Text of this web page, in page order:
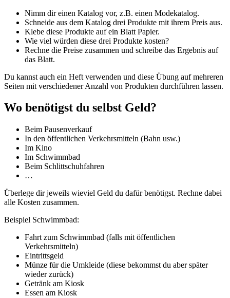
Nimm dir einen Katalog vor, z.B. einen Modekatalog.
Schneide aus dem Katalog drei Produkte mit ihrem Preis aus.
Klebe diese Produkte auf ein Blatt Papier.
Wie viel würden diese drei Produkte kosten?
Rechne die Preise zusammen und schreibe das Ergebnis auf
das Blatt.
Du kannst auch ein Heft verwenden und diese Übung auf mehreren
Seiten mit verschiedener Anzahl von Produkten durchführen lassen.
Wo benötigst du selbst Geld?
Beim Pausenverkauf
In den öffentlichen Verkehrsmitteln (Bahn usw.)
Im Kino
Im Schwimmbad
Beim Schlittschuhfahren
…
Überlege dir jeweils wieviel Geld du dafür benötigst. Rechne dabei
alle Kosten zusammen.
Beispiel Schwimmbad:
Fahrt zum Schwimmbad (falls mit öffentlichen
Verkehrsmitteln)
Eintrittsgeld
Münze für die Umkleide (diese bekommst du aber später
wieder zurück)
Getränk am Kiosk
Essen am Kiosk